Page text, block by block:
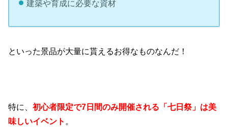
建築や育成に必要な資材
といった景品が大量に貰えるお得なものなんだ！
特に、初心者限定で7日間のみ開催される「七日祭」は美
味しいイベント 。